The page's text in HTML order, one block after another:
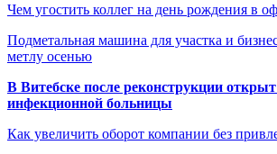
Чем угостить коллег на день рождения в
Подметальная машина для участка и
метлу осенью
В Витебске после реконструкции
инфекционной больницы
Как увеличить оборот компании без